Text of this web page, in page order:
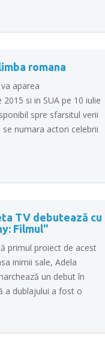
romana
aparea
si in SUA pe 10 iulie
spre sfarsitul verii
numara actori celebrii
TV debutează cu
Filmul"
primul proiect de acest
inimii sale, Adela
un debut în
a dublajului a fost o